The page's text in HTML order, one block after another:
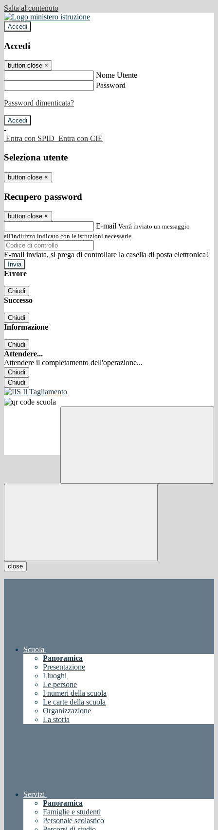
Salta al contenuto
Accedi
Accedi
button close ×
Nome Utente
Password
Password dimenticata?
-
Entra con SPID Entra con CIE
Seleziona utente
button close ×
Recupero password
button close ×
E-mail Verrà inviato un messaggio
all'indirizzo indicato con le istruzioni necessarie.
E-mail inviata, si prega di controllare la casella di posta elettronica!
Errore
Chiudi
Successo
Chiudi
Informazione
Chiudi
Attendere...
Attendere il completamento dell'operazione...
Chiudi
Chiudi
close
Scuola
Panoramica
Presentazione
I luoghi
Le persone
I numeri della scuola
Le carte della scuola
Organizzazione
La storia
Servizi
Panoramica
Famiglie e studenti
Personale scolastico